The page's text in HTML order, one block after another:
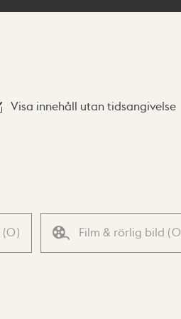
Visa innehåll utan tidsangivelse
(0) Film & rörlig bild (0